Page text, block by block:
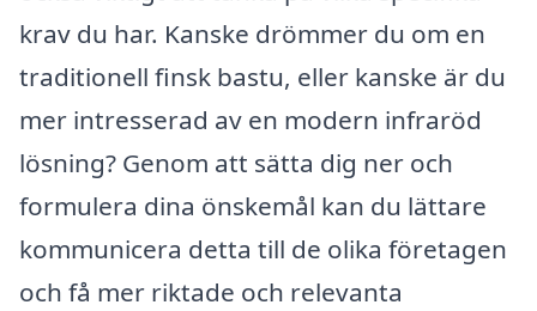
krav du har. Kanske drömmer du om en
traditionell finsk bastu, eller kanske är du
mer intresserad av en modern infraröd
lösning? Genom att sätta dig ner och
formulera dina önskemål kan du lättare
kommunicera detta till de olika företagen
och få mer riktade och relevanta